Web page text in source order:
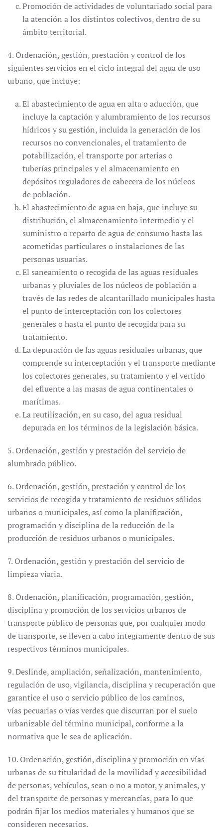
Promoción de actividades de voluntariado social para
la atención a los distintos colectivos, dentro de su
ámbito territorial.
4. Ordenación, gestión, prestación y control de los
siguientes servicios en el ciclo integral del agua de uso
urbano, que incluye:
El abastecimiento de agua en alta o aducción, que
incluye la captación y alumbramiento de los recursos
hídricos y su gestión, incluida la generación de los
recursos no convencionales, el tratamiento de
potabilización, el transporte por arterias o
tuberías principales y el almacenamiento en
depósitos reguladores de cabecera de los núcleos
de población.
El abastecimiento de agua en baja, que incluye su
distribución, el almacenamiento intermedio y el
suministro o reparto de agua de consumo hasta las
acometidas particulares o instalaciones de las
personas usuarias.
El saneamiento o recogida de las aguas residuales
urbanas y pluviales de los núcleos de población a
través de las redes de alcantarillado municipales hasta
el punto de interceptación con los colectores
generales o hasta el punto de recogida para su
tratamiento.
La depuración de las aguas residuales urbanas, que
comprende su interceptación y el transporte mediante
los colectores generales, su tratamiento y el vertido
del efluente a las masas de agua continentales o
marítimas.
La reutilización, en su caso, del agua residual
depurada en los términos de la legislación básica.
5. Ordenación, gestión y prestación del servicio de
alumbrado público.
6. Ordenación, gestión, prestación y control de los
servicios de recogida y tratamiento de residuos sólidos
urbanos o municipales, así como la planificación,
programación y disciplina de la reducción de la
producción de residuos urbanos o municipales.
7. Ordenación, gestión y prestación del servicio de
limpieza viaria.
8. Ordenación, planificación, programación, gestión,
disciplina y promoción de los servicios urbanos de
transporte público de personas que, por cualquier modo
de transporte, se lleven a cabo íntegramente dentro de sus
respectivos términos municipales.
9. Deslinde, ampliación, señalización, mantenimiento,
regulación de uso, vigilancia, disciplina y recuperación que
garantice el uso o servicio público de los caminos,
vías pecuarias o vías verdes que discurran por el suelo
urbanizable del término municipal, conforme a la
normativa que le sea de aplicación.
10. Ordenación, gestión, disciplina y promoción en vías
urbanas de su titularidad de la movilidad y accesibilidad
de personas, vehículos, sean o no a motor, y animales, y
del transporte de personas y mercancías, para lo que
podrán fijar los medios materiales y humanos que se
consideren necesarios.